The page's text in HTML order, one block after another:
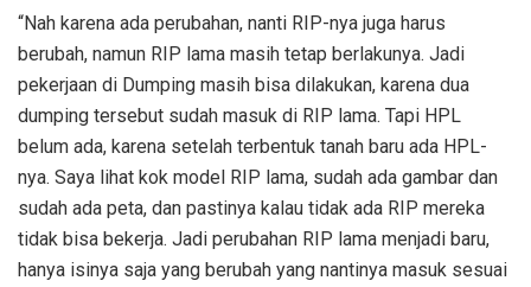
“Nah karena ada perubahan, nanti RIP-nya juga harus
berubah, namun RIP lama masih tetap berlakunya. Jadi
pekerjaan di Dumping masih bisa dilakukan, karena dua
dumping tersebut sudah masuk di RIP lama. Tapi HPL
belum ada, karena setelah terbentuk tanah baru ada HPL-
nya. Saya lihat kok model RIP lama, sudah ada gambar dan
sudah ada peta, dan pastinya kalau tidak ada RIP mereka
tidak bisa bekerja. Jadi perubahan RIP lama menjadi baru,
hanya isinya saja yang berubah yang nantinya masuk sesuai